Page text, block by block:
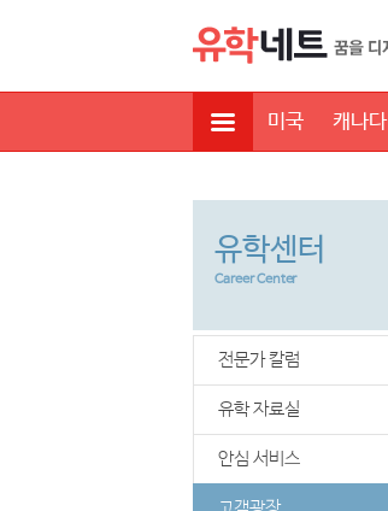
미국 캐나다
유학센터
Career Center
전문가 칼럼
유학 자료실
안심 서비스